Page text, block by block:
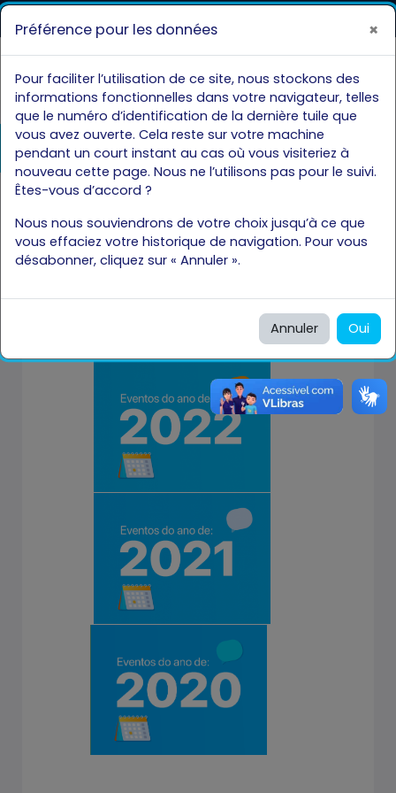
Passer au contenu principal
O
CONTEÚDO
Panneau latéral
Vous êtes connecté
anonymement
Eventos
Ouvrir l’index du cours
Tuile 3
Préférence pour les données ×
Pour faciliter l’utilisation de ce site, nous stockons des
informations fonctionnelles dans votre navigateur, telles
que le numéro d’identification de la dernière tuile que
vous avez ouverte. Cela reste sur votre machine
pendant un court instant au cas où vous visiteriez à
nouveau cette page. Nous ne l’utilisons pas pour le suivi.
Êtes-vous d’accord ?
Nous nous souviendrons de votre choix jusqu’à ce que
vous effaciez votre historique de navigation. Pour vous
désabonner, cliquez sur « Annuler ».
Annuler Oui